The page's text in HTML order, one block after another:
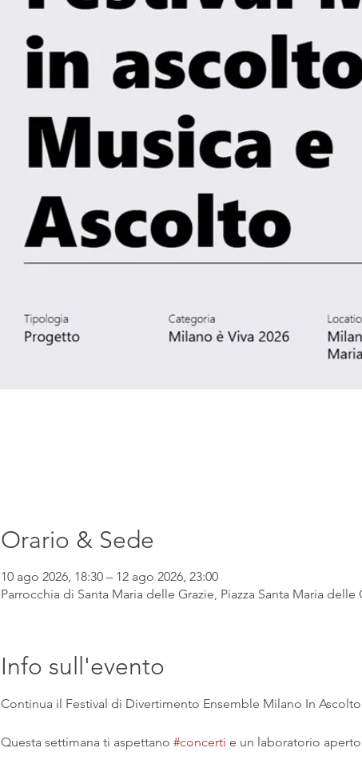
Orario & Sede
10 ago 2026, 18:30 – 12 ago 2026, 23:00
Parrocchia di Santa Maria delle Grazie, Piazza Santa Maria delle
Info sull'evento
Continua il Festival di Divertimento Ensemble Milano In
Questa settimana ti aspettano #concerti e un laboratorio aperto